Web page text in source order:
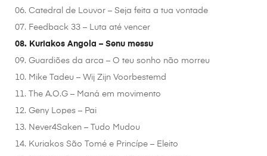
06. Catedral de Louvor – Seja feita a tua vontade
07. Feedback 33 – Luta até vencer
08. Kuriakos Angola – Senu messu
09. Guardiões da arca – O teu sonho não morreu
10. Mike Tadeu – Wij Zijn Voorbestemd
11. The A.O.G – Maná em movimento
12. Geny Lopes – Pai
13. Never4Saken – Tudo Mudou
14. Kuriakos São Tomé e Princípe – Eleito